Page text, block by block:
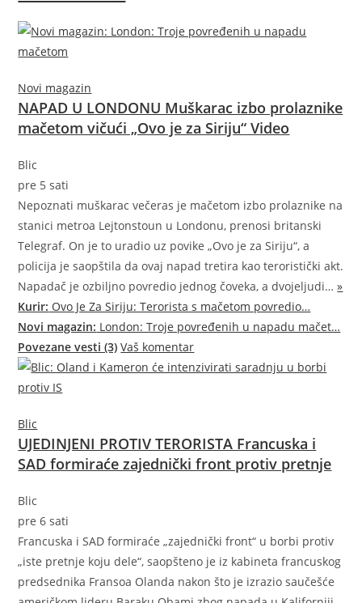
Novi magazin
NAPAD U LONDONU Muškarac izbo prolaznike
mačetom vičući „Ovo je za Siriju“ Video
Blic
pre 5 sati
Nepoznati muškarac večeras je mačetom izbo prolaznike na
stanici metroa Lejtonstoun u Londonu, prenosi britanski
Telegraf. On je to uradio uz povike „Ovo je za Siriju“, a
policija je saopštila da ovaj napad tretira kao teroristički akt.
Napadač je ozbiljno povredio jednog čoveka, a dvojeljudi…»
Kurir: Ovo Je Za Siriju: Terorista s mačetom povredio…
Novi magazin: London: Troje povređenih u napadu mačet…
Povezane vesti (3) Vaš komentar
Blic
UJEDINJENI PROTIV TERORISTA Francuska i
SAD formiraće zajednički front protiv pretnje
Blic
pre 6 sati
Francuska i SAD formiraće „zajednički front“ u borbi protiv
„iste pretnje koju dele“, saopšteno je iz kabineta francuskog
predsednika Fransoa Olanda nakon što je izrazio saučešće